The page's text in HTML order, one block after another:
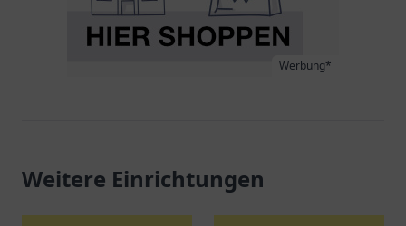
Werbung*
Weitere Einrichtungen